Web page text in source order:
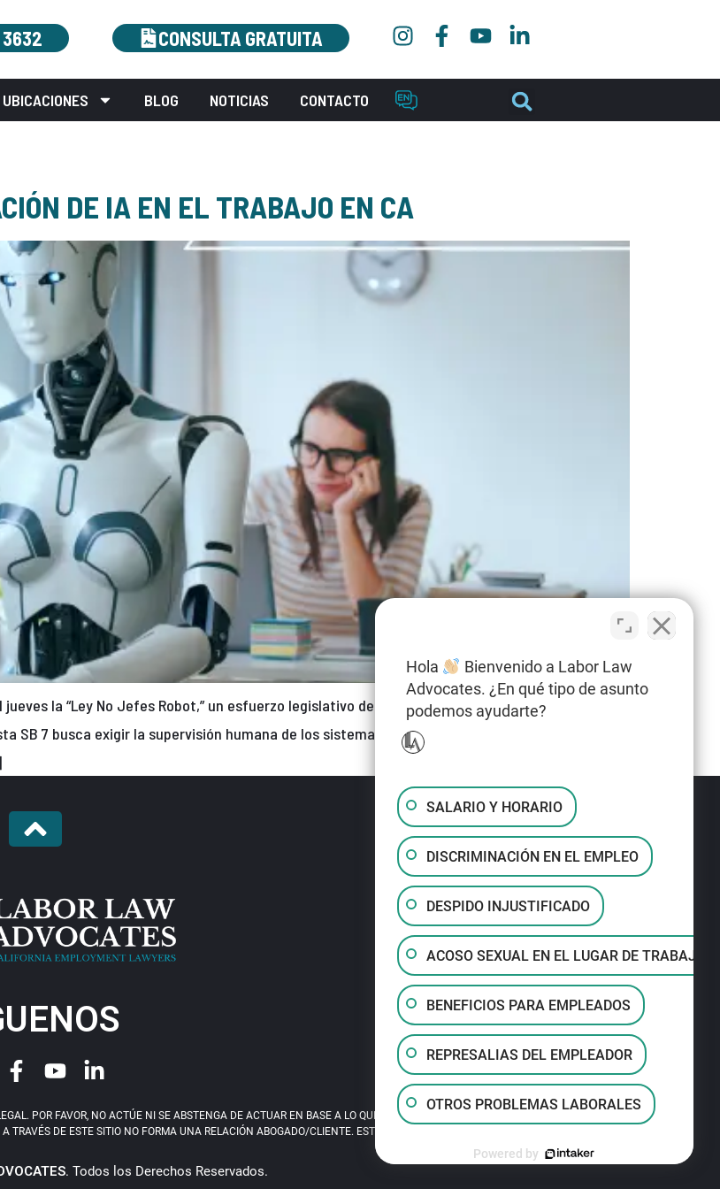
3632 CONSULTA GRATUITA
BLOG NOTICIAS CONTACTO
DE IA EN EL TRABAJO EN CA
la “Ley No Jefes Robot,” un esfuerzo legislativo destinado a regular la inteligencia
7 busca exigir la supervisión humana de los sistemas de IA, también conocidos como
POR FAVOR, NO ACTÚE NI SE ABSTENGA DE ACTUAR EN BASE A LO QUE LEA EN ESTE SITIO. EL USO DE
DE ESTE SITIO NO FORMA UNA RELACIÓN ABOGADO/CLIENTE. ESTE SITIO ES PUBLICIDAD LEGAL.
. Todos los Derechos Reservados.
Hola
Bienvenido a Labor Law
Advocates. ¿En qué tipo de asunto
podemos ayudarte?
SALARIO Y HORARIO
DISCRIMINACIÓN EN EL EMPLEO
DESPIDO INJUSTIFICADO
ACOSO SEXUAL EN EL LUGAR DE TRABAJO
BENEFICIOS PARA EMPLEADOS
REPRESALIAS DEL EMPLEADOR
OTROS PROBLEMAS LABORALES
Powered by